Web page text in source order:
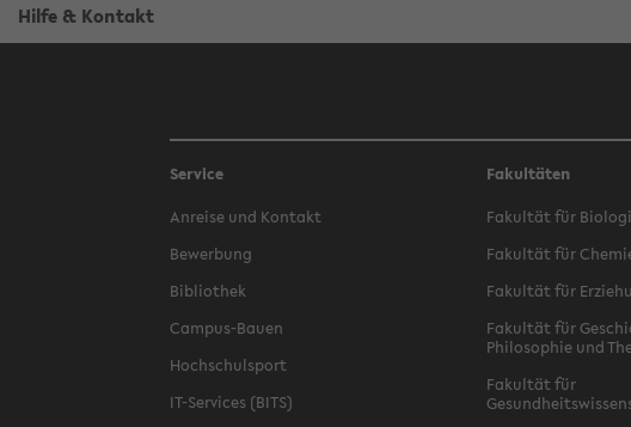
Hilfe & Kontakt
Service
Anreise und Kontakt
Bewerbung
Bibliothek
Campus-Bauen
Hochschulsport
IT-Services (BITS)
Fakultäten
Fakultät für
Fakultät für
Fakultät für
Fakultät für
Philosophie und
Fakultät für